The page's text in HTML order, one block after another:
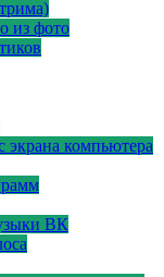
из фото
экрана компьютера
ВК